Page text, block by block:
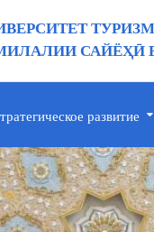
САЙЁҲӢ
развитие